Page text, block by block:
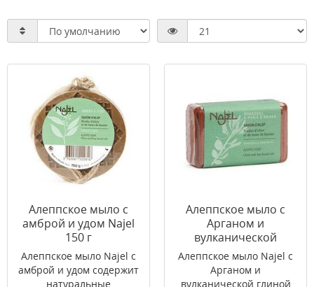
Алеппское мыло с
амброй и удом Najel
150 г
Алеппское мыло Najel с
амброй и удом содержит
натуральные
Алеппское мыло с
Арганом и
вулканической
глиной Najel 100 г
Алеппское мыло Najel с
Арганом и
вулканической глиной